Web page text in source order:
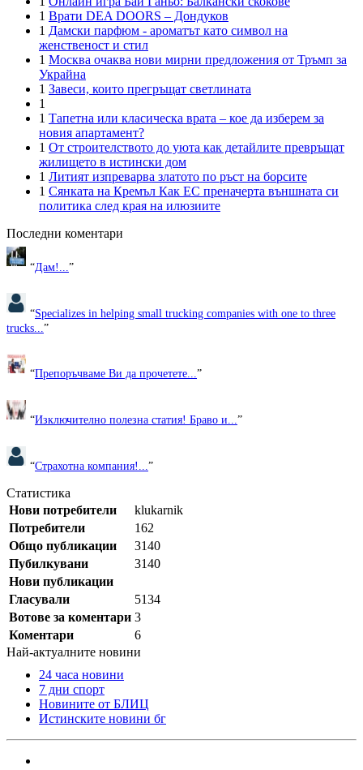
1 Врати DEA DOORS – Дондуков
1 Дамски парфюм - ароматът като символ на
женственост и стил
1 Москва очаква нови мирни предложения от Тръмп за
Украйна
1 Завеси, които прегръщат светлината
1
1 Тапетна или класическа врата – кое да изберем за
новия апартамент?
1 От строителството до уюта как детайлите превръщат
жилището в истински дом
1 Литият изпреварва златото по ръст на борсите
1 Сянката на Кремъл Как ЕС преначерта външната си
политика след края на илюзиите
Последни коментари
“Дам!... ”
“Specializes in helping small trucking companies with one to three
trucks... ”
“Препоръчваме Ви да прочетете...”
“Изключително полезна статия! Браво и... ”
“Страхотна компания!... ”
Статистика
Нови потребители
klukarnik
Потребители
162
Общо публикации
3140
Пубилкувани
3140
Нови публикации
Гласували
5134
Вотове за коментари 3
Коментари
6
Най-актуалните новини
24 часа новини
7 дни спорт
Новините от БЛИЦ
Истинските новини бг